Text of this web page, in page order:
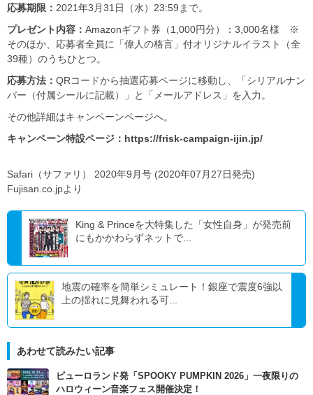
応募期限： 2021年3月31日（水）23:59まで。
プレゼント内容： Amazonギフト券（1,000円分）：3,000名様 ※
そのほか、応募者全員に「偉人の格言」付オリジナルイラスト（全
39種）のうちひとつ。
応募方法： QRコードから抽選応募ページに移動し、「シリアルナン
バー（付属シールに記載）」と「メールアドレス」を入力。
その他詳細はキャンペーンページへ。
キャンペーン特設ページ：https://frisk-campaign-ijin.jp/
Safari（サファリ） 2020年9月号 (2020年07月27日発売)
Fujisan.co.jpより
King & Princeを大特集した「女性自身」が発売前
にもかかわらずネットで...
地震の確率を簡単シミュレート！銀座で震度6強以
上の揺れに見舞われる可...
あわせて読みたい記事
ピューロランド発「SPOOKY PUMPKIN 2026」一夜限りの
ハロウィーン音楽フェス開催決定！